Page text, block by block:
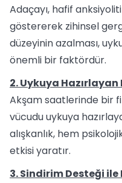
Adaçayı, hafif
göstererek zihinsel
düzeyinin azalması,
önemli bir faktördür.
2. Uykuya
Akşam saatlerinde bir
vücudu uykuya
alışkanlık, hem
etkisi yaratır.
3. Sindirim Desteği